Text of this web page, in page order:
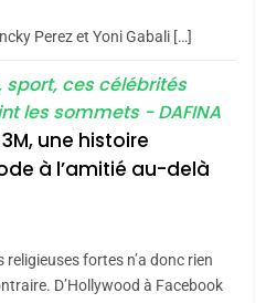
dis génocide, je dis
La nouvelle
de Boy George
JUDAISME
Perez et Yoni Gabali […]
sport, ces célébrités
les sommets - DAFINA
une histoire
à l’amitié au-delà
fortes n’a donc rien
D’Hollywood à Facebook
selon le rapport
DIGNE ET RÉSILIENTE :
JE REVENDIQUE
par Thérèse
Dvir
NOUS MANQUE –